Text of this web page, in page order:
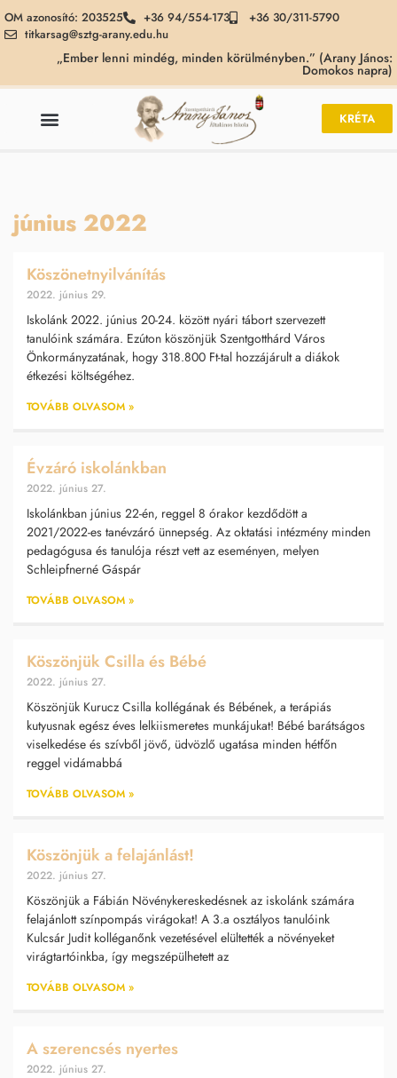
OM azonosító: 203525 +36 94/554-173
+36 30/311-5790
titkarsag@sztg-arany.edu.hu
„Ember lenni mindég, minden körülményben.” (Arany János:
Domokos napra)
KRÉTA
június 2022
Köszönetnyilvánítás
2022. június 29.
Iskolánk 2022. június 20-24. között nyári tábort szervezett
tanulóink számára. Ezúton köszönjük Szentgotthárd Város
Önkormányzatának, hogy 318.800 Ft-tal hozzájárult a diákok
étkezési költségéhez.
TOVÁBB OLVASOM »
Évzáró iskolánkban
2022. június 27.
Iskolánkban június 22-én, reggel 8 órakor kezdődött a
2021/2022-es tanévzáró ünnepség. Az oktatási intézmény minden
pedagógusa és tanulója részt vett az eseményen, melyen
Schleipfnerné Gáspár
TOVÁBB OLVASOM »
Köszönjük Csilla és Bébé
2022. június 27.
Köszönjük Kurucz Csilla kollégának és Bébének, a terápiás
kutyusnak egész éves lelkiismeretes munkájukat! Bébé barátságos
viselkedése és szívből jövő, üdvözlő ugatása minden hétfőn
reggel vidámabbá
TOVÁBB OLVASOM »
Köszönjük a felajánlást!
2022. június 27.
Köszönjük a Fábián Növénykereskedésnek az iskolánk számára
felajánlott színpompás virágokat! A 3.a osztályos tanulóink
Kulcsár Judit kolléganőnk vezetésével elültették a növényeket
virágtartóinkba, így megszépülhetett az
TOVÁBB OLVASOM »
A szerencsés nyertes
2022. június 27.